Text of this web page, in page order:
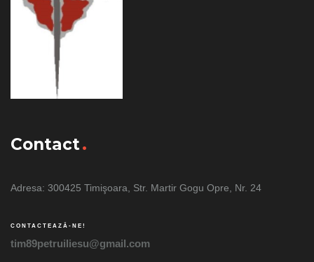
Contact
Adresa: 300425 Timişoara, Str. Martir Gogu Opre, Nr. 24
CONTACTEAZĂ-NE!
tim89petruiliesu@gmail.com